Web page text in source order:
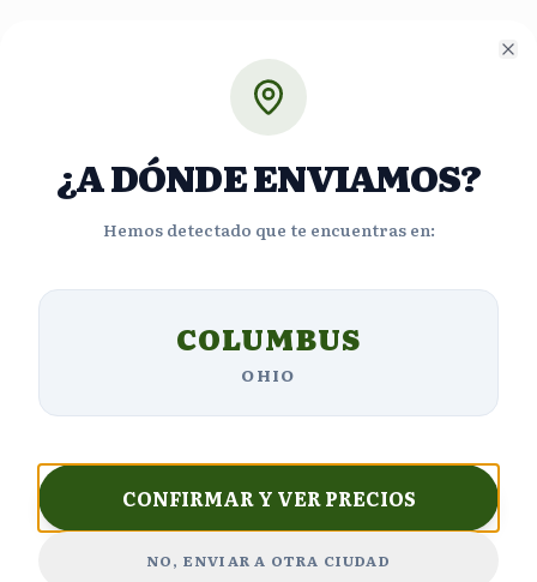
Opiniones de Clientes
4.8
5
3,609
4
577
¿A DÓNDE ENVIAMOS?
Hemos detectado que te encuentras en:
COLUMBUS
OHIO
CONFIRMAR Y VER PRECIOS
NO, ENVIAR A OTRA CIUDAD